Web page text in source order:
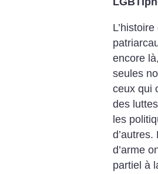
encore
seules
ceux qui
des
les
d’arme
partiel à